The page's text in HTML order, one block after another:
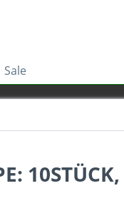
Sale
10STÜCK,